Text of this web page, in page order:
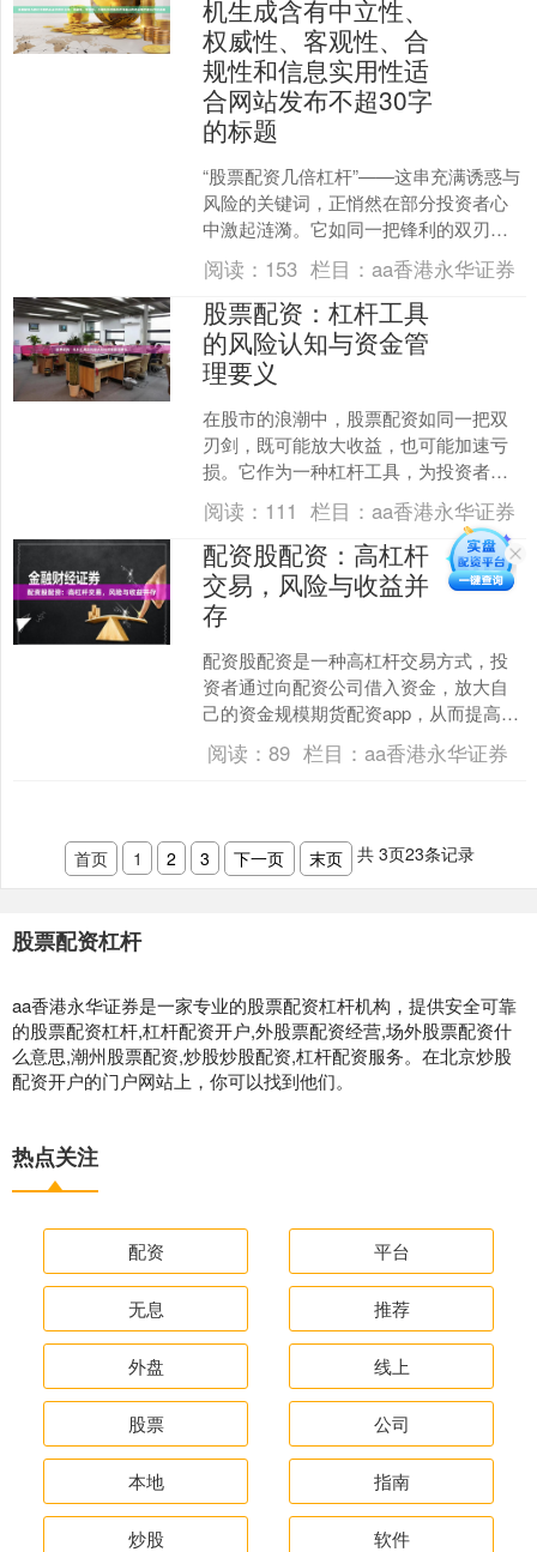
机生成含有中立性、
权威性、客观性、合
规性和信息实用性适
合网站发布不超30字
的标题
“股票配资几倍杠杆”——这串充满诱惑与
风险的关键词，正悄然在部分投资者心
中激起涟漪。它如同一把锋利的双刃
剑，一面映照着财富急速放大的诱人幻
象，另一面则闪烁着本金....
阅读： 153 栏目：aa香港永华证券
股票配资：杠杆工具
的风险认知与资金管
理要义
在股市的浪潮中，股票配资如同一把双
刃剑，既可能放大收益，也可能加速亏
损。它作为一种杠杆工具，为投资者提
供了以较小本金撬动较大资金的机会，
但同时也伴随着不容忽视的....
阅读： 111 栏目：aa香港永华证券
配资股配资：高杠杆
交易，风险与收益并
存
配资股配资是一种高杠杆交易方式，投
资者通过向配资公司借入资金，放大自
己的资金规模期货配资app，从而提高收
益率。然而，高杠杆交易也意味着高风
险，投资者需要充分了....
阅读： 89 栏目： aa香港永华证券
首页 1 2 3 下一页 末页 共 3页23条记录
股票配资杠杆
aa香港永华证券是一家专业的股票配资杠杆机构，提供安全可靠
的股票配资杠杆,杠杆配资开户,外股票配资经营,场外股票配资什
么意思,潮州股票配资,炒股炒股配资,杠杆配资服务。在北京炒股
配资开户的门户网站上，你可以找到他们。
热点关注
配资 平台
无息 推荐
外盘 线上
股票 公司
本地 指南
炒股 软件